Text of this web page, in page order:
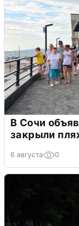
В Сочи
закрыли
6 августа 0